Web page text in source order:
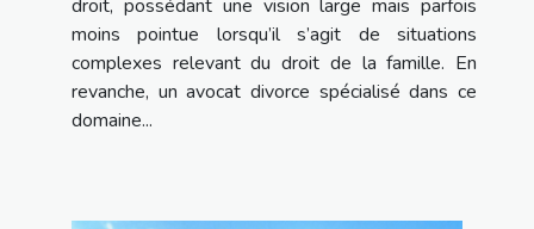
droit, possédant une vision large mais parfois
moins pointue lorsqu’il s’agit de situations
complexes relevant du droit de la famille. En
revanche, un avocat divorce spécialisé dans ce
domaine...